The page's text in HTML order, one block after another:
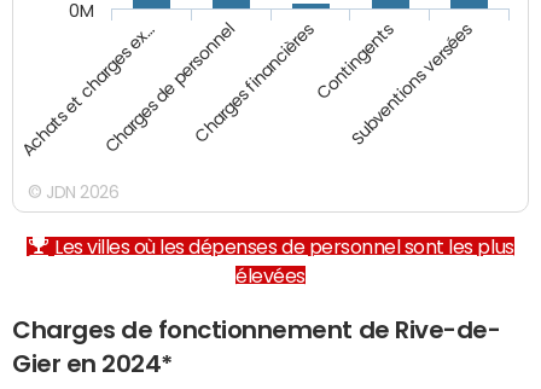
Achats et charges ex…Charges de personnelCharges financièresContingents
Subventions versées
0M
© JDN 2026
Les villes où les dépenses de personnel sont les plus
élevées
Charges de fonctionnement de Rive-de-
Gier en 2024*